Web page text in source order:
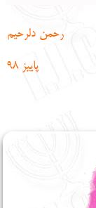
رحمن دلرحیم
پاییز 98